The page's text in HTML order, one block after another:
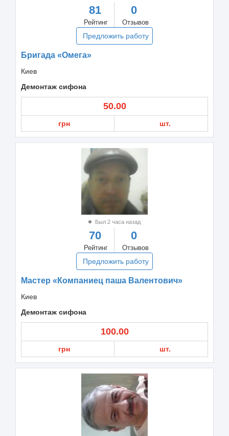
81
Рейтинг
0
Отзывов
Предложить работу
Бригада «Омега»
Киев
Демонтаж сифона
50.00
грн шт.
Был 2 часа назад
70
Рейтинг
0
Отзывов
Предложить работу
Мастер «Компаниец паша Валентович»
Киев
Демонтаж сифона
100.00
грн шт.